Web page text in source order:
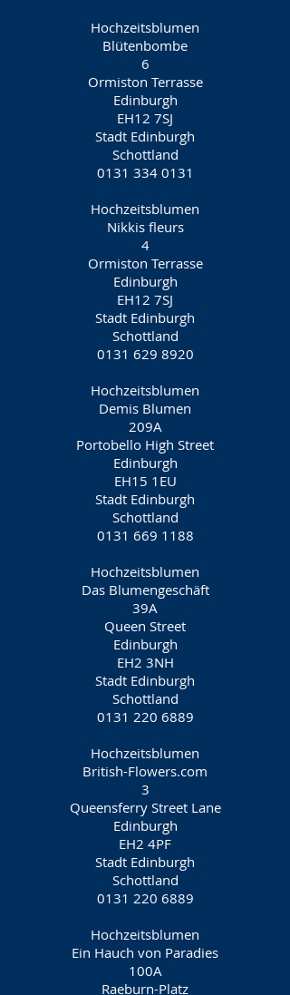
Hochzeitsblumen
Blütenbombe
6
Ormiston Terrasse
Edinburgh
EH12 7SJ
Stadt Edinburgh
Schottland
0131 334 0131
Hochzeitsblumen
Nikkis fleurs
4
Ormiston Terrasse
Edinburgh
EH12 7SJ
Stadt Edinburgh
Schottland
0131 629 8920
Hochzeitsblumen
Demis Blumen
209A
Portobello High Street
Edinburgh
EH15 1EU
Stadt Edinburgh
Schottland
0131 669 1188
Hochzeitsblumen
Das Blumengeschäft
39A
Queen Street
Edinburgh
EH2 3NH
Stadt Edinburgh
Schottland
0131 220 6889
Hochzeitsblumen
British-Flowers.com
3
Queensferry Street Lane
Edinburgh
EH2 4PF
Stadt Edinburgh
Schottland
0131 220 6889
Hochzeitsblumen
Ein Hauch von Paradies
100A
Raeburn-Platz